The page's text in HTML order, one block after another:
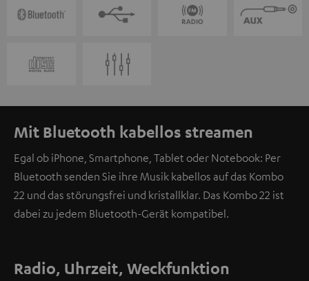
Mit Bluetooth kabellos streamen
Egal ob iPhone, Smartphone, Tablet oder Notebook: Per
Bluetooth senden Sie ihre Musik kabellos auf das Kombo
22 und das störungsfrei und kristallklar. Das Kombo 22 ist
dabei zu jedem Bluetooth-Gerät kompatibel.
Radio, Uhrzeit, Weckfunktion